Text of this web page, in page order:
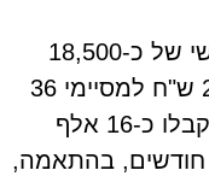
לוחמים/לוחמות יקבלו פיקדון אישי של כ-18,500
ש"ח ל-24 חודשי שירות ו-28,300 ש"ח למסיימי 36
חודשי שירות. תומכי/ות לחימה יקבלו כ-16 אלף
או כ-24 אלף ש"ח ל-24/36 חודשים, בהתאמה,